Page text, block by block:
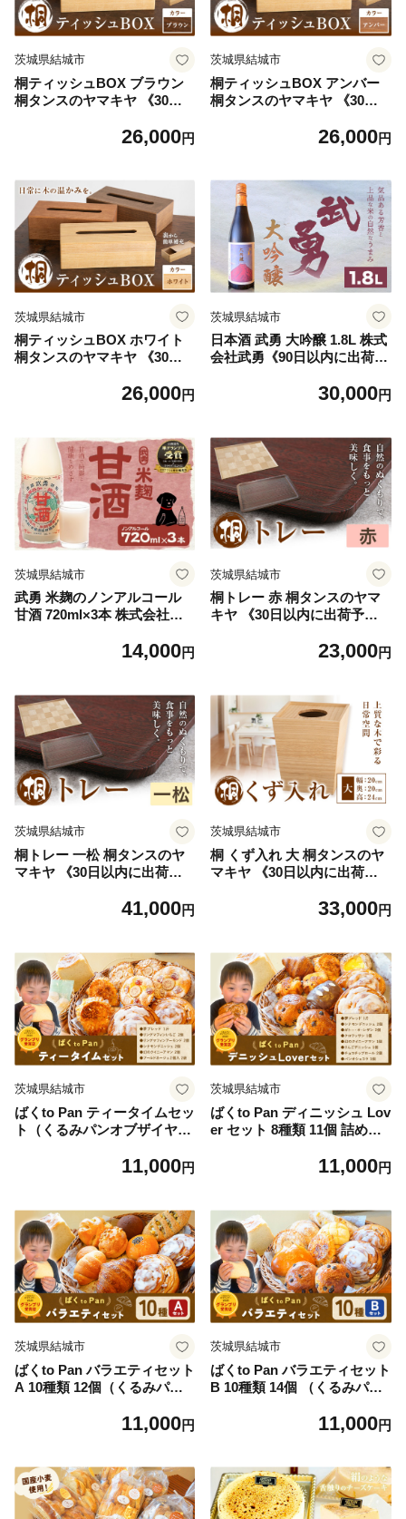
茨城県結城市
桐ティッシュBOX ブラウン
桐タンスのヤマキヤ 《30日
く)》工芸品 桐 ティッシュB
26,000円
茨城県結城市
桐ティッシュBOX アンバー
桐タンスのヤマキヤ 《30日
く)》工芸品 桐 ティッシュB
26,000円
茨城県結城市
桐ティッシュBOX ホワイト
桐タンスのヤマキヤ 《30日
く)》工芸品 桐 ティッシュB
26,000円
茨城県結城市
日本酒 武勇 大吟醸 1.8L 株式
会社武勇《90日以内に出荷予
晩酌 家飲み アルコール 酒 結
30,000円
茨城県結城市
武勇 米麹のノンアルコール
甘酒 720ml×3本 株式会社武
アルコール 甘酒 健康 朝ごは
ん [№5802-0474]
14,000円
茨城県結城市
桐トレー 赤 桐タンスのヤマ
キヤ 《30日以内に出荷予定
工芸品 桐 おぼん トレー イン
23,000円
茨城県結城市
桐トレー 一松 桐タンスのヤ
マキヤ 《30日以内に出荷予
市 工芸品 桐 おぼん トレー
41,000円
茨城県結城市
桐 くず入れ 大 桐タンスのヤ
マキヤ 《30日以内に出荷予
工芸品 ゴミ箱 ダストボック
33,000円
茨城県結城市
ばくto Pan ティータイムセッ
ト（くるみパンオブザイヤー
《90日以内に出荷予定(土日
ン 【配送不可地域あり】（沖
縄・離島）
11,000円
茨城県結城市
ばくto Pan ディニッシュ Lov
er セット 8種類 11個 詰め合
ー2020グランプリ受賞店）
食パン ディニッシュ クロワ
ッサン クイニーアマン おや
つ 【配送不可地域あり】（沖
縄・離島）
11,000円
茨城県結城市
ばくto Pan バラエティセット
A 10種類 12個（くるみパン
受賞店） 《90日以内に出荷
ディニッシュ クロワッサン
【配送不可地域あり】（沖
縄・離島）
11,000円
茨城県結城市
ばくto Pan バラエティセット
B 10種類 14個 （くるみパン
受賞店） 《90日以内に出荷
ディニッシュ クロワッサン
【配送不可地域あり】（沖
縄・離島）
11,000円